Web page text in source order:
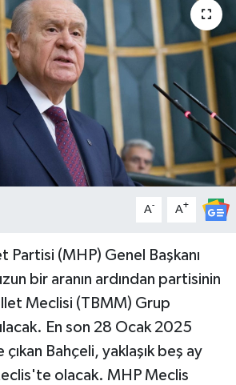
A- A+
(MHP) Genel Başkanı
bir aranın ardından partisinin
Meclisi (TBMM) Grup
En son 28 Ocak 2025
Bahçeli, yaklaşık beş ay
olacak. MHP Meclis